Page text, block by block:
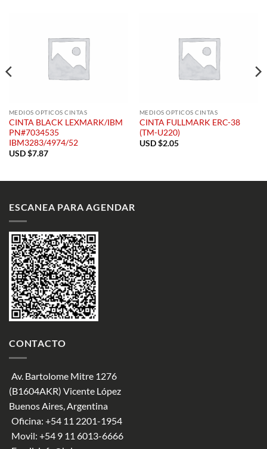
MEDIOS OPTICOS CINTAS
CINTA BLACK LEXMARK/IBM
PN#7034535
IBM3283/4974/52
USD $7.87
MEDIOS OPTICOS CINTAS
CINTA FULLMARK ERC-38
(TM-U220)
USD $2.05
ESCANEA PARA AGENDAR
CONTACTO
Av. Bartolome Mitre 1276
(B1604AKR) Vicente López
Buenos Aires, Argentina
Oficina: +54 11 2201-1954
Movil: +54 9 11 6013-6666